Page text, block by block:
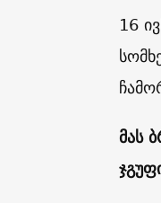
16
მას